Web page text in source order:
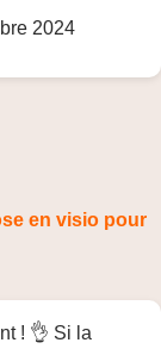
2024
en visio pour
! 👌 Si la